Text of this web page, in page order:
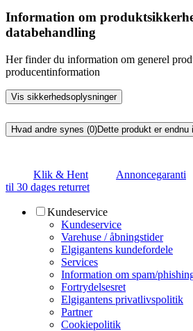
Information om
databehandling
Her finder du information om generel
producentinformation
Vis sikkerhedsoplysninger
Hvad andre synes (0)Dette produkt er endnu
Klik & Hent Annoncegaranti
til 30 dages returret
Kundeservice
Kundeservice
Varehuse / åbningstider
Elgigantens kundefordele
Services
Information om spam/
Fortrydelsesret
Elgigantens privatlivspolitik
Partner
Cookiepolitik